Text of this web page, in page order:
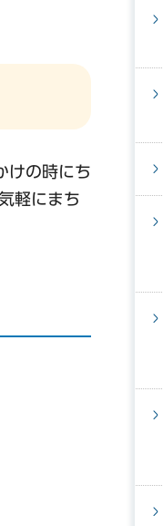
けの時にち
軽にまち